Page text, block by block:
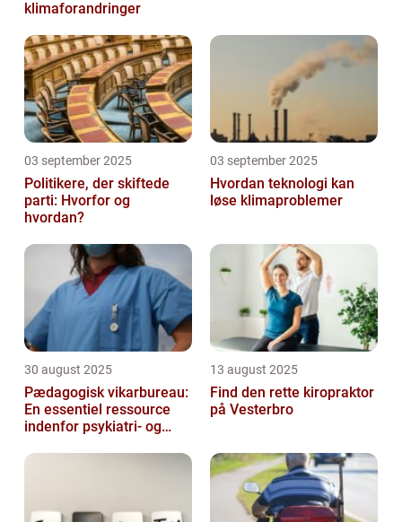
klimaforandringer
03 september 2025
Politikere, der skiftede
parti: Hvorfor og
hvordan?
03 september 2025
Hvordan teknologi kan
løse klimaproblemer
30 august 2025
Pædagogisk vikarbureau:
En essentiel ressource
indenfor psykiatri- og
13 august 2025
Find den rette kiropraktor
på Vesterbro